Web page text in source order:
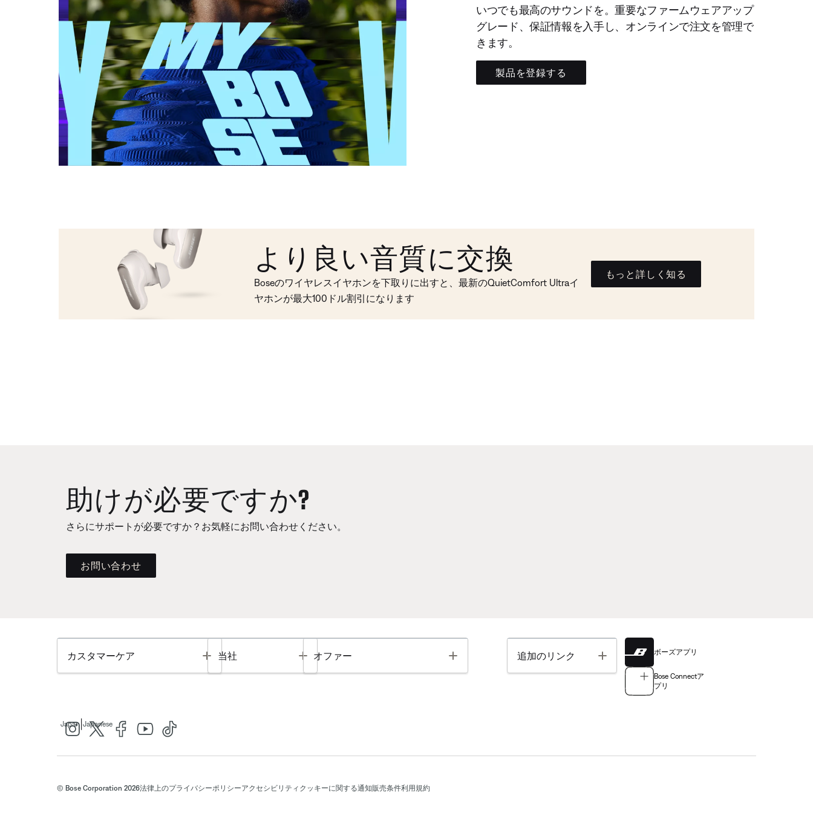
いつでも最高のサウンドを。重要なファームウェアアップ
グレード、保証情報を入手し、オンラインで注文を管理で
きます。
製品を登録する
より良い音質に交換
Boseのワイヤレスイヤホンを下取りに出すと、最新のQuietComfort Ultraイ
ヤホンが最大100ドル割引になります
もっと詳しく知る
助けが必要ですか?
さらにサポートが必要ですか？お気軽にお問い合わせください。
お問い合わせ
カスタマーケア Toggle
当社 Toggle
オファー Toggle 追加のリンク Toggle ボーズアプリ
Bose Connectア
プリ
Japan Japanese
© Bose Corporation 2026法律上のプライバシーポリシーアクセシビリティ クッキーに関する通知販売条件利用規約